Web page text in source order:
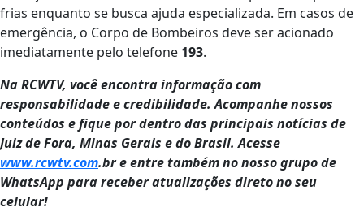
frias enquanto se busca ajuda especializada. Em casos de
emergência, o Corpo de Bombeiros deve ser acionado
imediatamente pelo telefone 193.
Na RCWTV, você encontra informação com
responsabilidade e credibilidade. Acompanhe nossos
conteúdos e fique por dentro das principais notícias de
Juiz de Fora, Minas Gerais e do Brasil. Acesse
www.rcwtv.com.br e entre também no nosso grupo de
WhatsApp para receber atualizações direto no seu
celular!